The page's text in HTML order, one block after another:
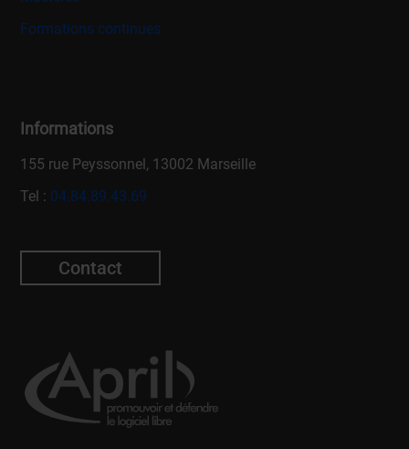
Formations continues
Informations
155 rue Peyssonnel, 13002 Marseille
Tel : 04.84.89.43.69
Contact